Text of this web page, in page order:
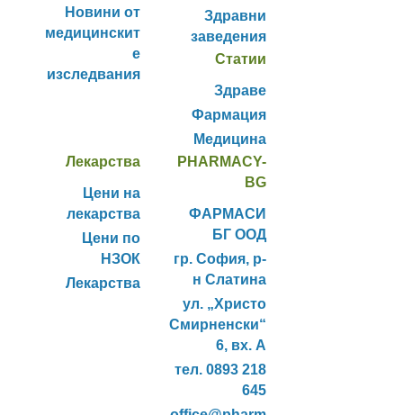
Новини от
медицинскит
е
изследвания
Здравни
заведения
Статии
Здраве
Фармация
Медицина
Лекарства
Цени на
лекарства
Цени по
НЗОК
Лекарства
PHARMACY-
BG
ФАРМАСИ
БГ ООД
гр. София, р-
н Слатина
ул. „Христо
Смирненски“
6, вх. А
тел. 0893 218
645